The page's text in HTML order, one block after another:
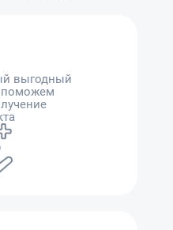
выгодный
поможем